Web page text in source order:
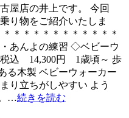
屋店の井上です。 今回
り物をご紹介いたしま
＊＊＊＊＊＊＊＊＊＊
あんよの練習 ◇ベビーウ
込 14,300円 1歳頃～ 歩
る木製 ベビーウォーカー
り立ちがしやすい よう
…続きを読む